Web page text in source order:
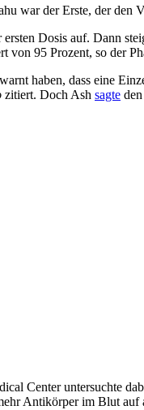
war der Erste, der den
Dosis auf. Dann
von 95 Prozent, so der
haben, dass eine
zitiert. Doch Ash sagte
Center untersuchte
Antikörper im Blut